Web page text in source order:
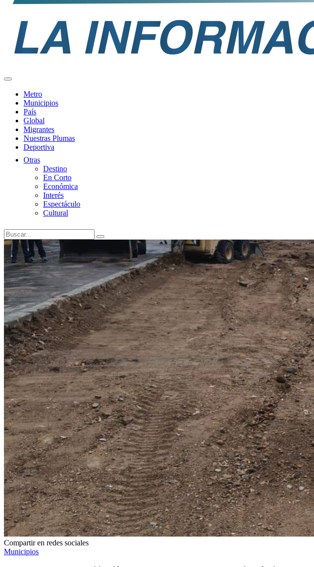
Metro
Municipios
País
Global
Migrantes
Nuestras Plumas
Deportiva
Otras
Destino
En Corto
Económica
Interés
Espectáculo
Cultural
Compartir en redes sociales
Municipios